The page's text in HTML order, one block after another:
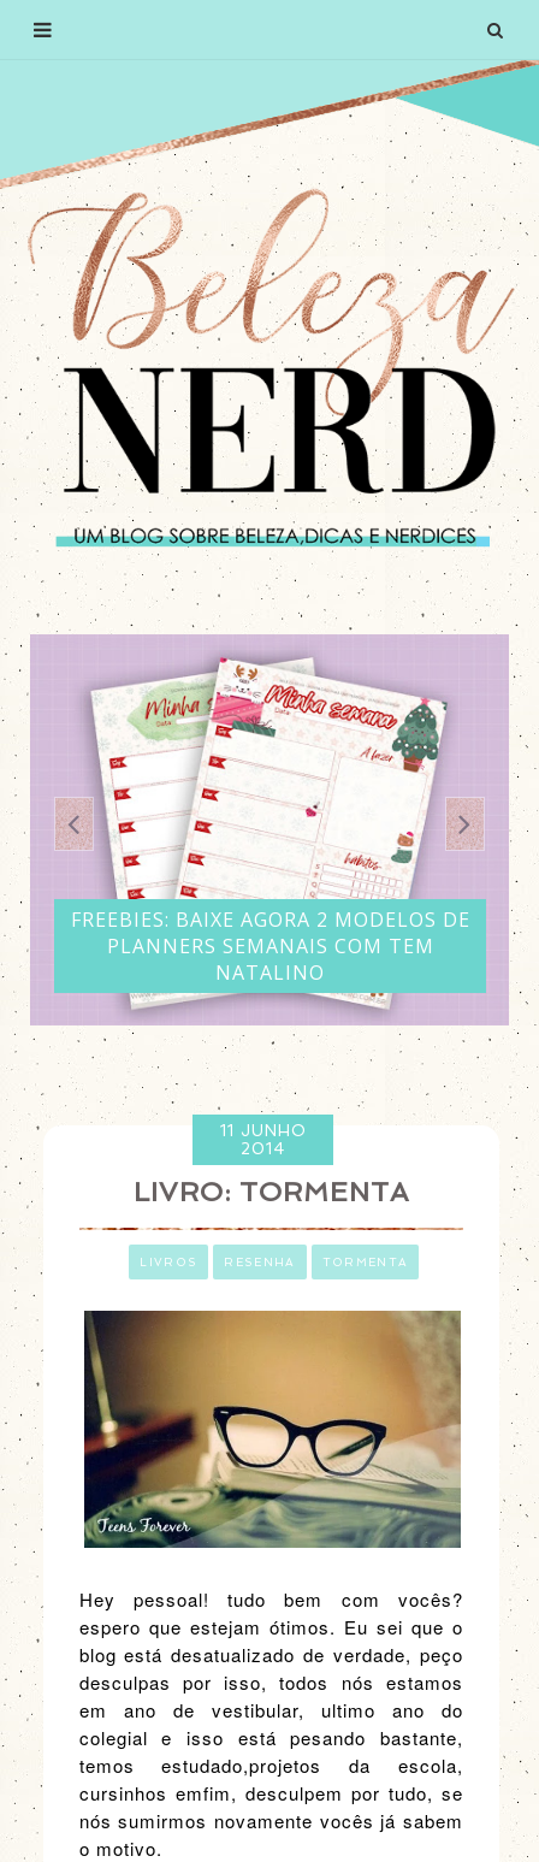
FREEBIES: BAIXE AGORA 2 MODELOS DE
PLANNERS SEMANAIS COM TEM
NATALINO
11 JUNHO
2014
LIVRO: TORMENTA
LIVROS RESENHA TORMENTA
Hey pessoal! tudo bem com vocês?
espero que estejam ótimos. Eu sei que o
blog está desatualizado de verdade, peço
desculpas por isso, todos nós estamos
em ano de vestibular, ultimo ano do
colegial e isso está pesando bastante,
temos estudado,projetos da escola,
cursinhos emfim, desculpem por tudo, se
nós sumirmos novamente vocês já sabem
o motivo.